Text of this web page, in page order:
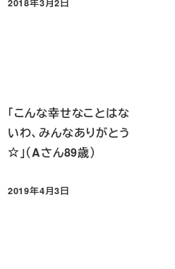
投稿日
2018年3月2日
「こんな幸せなことはな
いわ、みんなありがとう
☆」（Aさん89歳）
投稿日
2019年4月3日